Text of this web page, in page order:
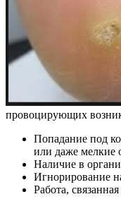
провоцирующих
Попадание под
или даже мелкие
Наличие в
Игнорирование
Работа,